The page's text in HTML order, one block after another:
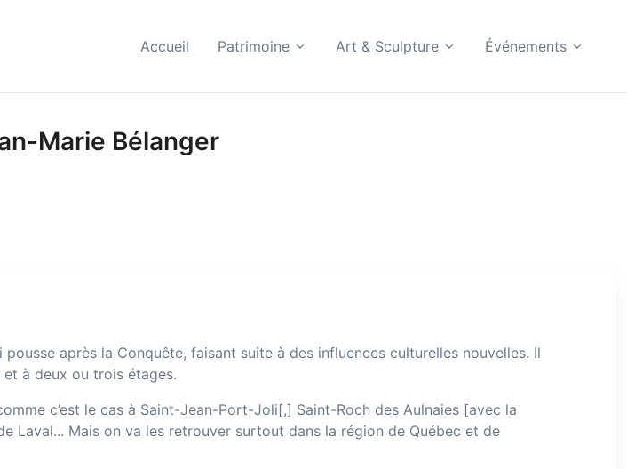
Accueil Patrimoine Art & Sculpture Événements
Marie Bélanger
après la Conquête, faisant suite à des influences culturelles nouvelles. Il
et à deux ou trois étages.
c’est le cas à Saint-Jean-Port-Joli[,] Saint-Roch des Aulnaies [avec la
Laval... Mais on va les retrouver surtout dans la région de Québec et de